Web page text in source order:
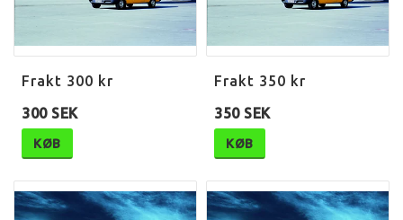
Frakt 300 kr
300 SEK
KØB
Frakt 350 kr
350 SEK
KØB